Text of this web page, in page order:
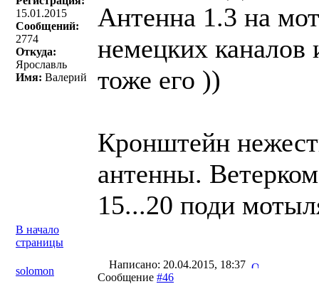
15.01.2015
Сообщений:
2774
Откуда:
Ярославль
Имя: Валерий
Антенна 1.3 на
немецких каналов
тоже его ))
Кронштейн
антенны.
15...20 поди
В начало
страницы
solomon
Написано: 20.04.2015, 18:37
Сообщение #46